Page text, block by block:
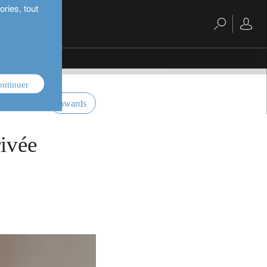
tout
awards